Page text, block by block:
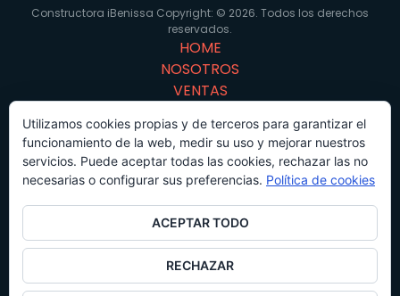
Constructora iBenissa Copyright: © 2026. Todos los derechos
reservados.
HOME
NOSOTROS
VENTAS
Virtual 3D
CONTACTO
Proyectos
Facebook
Utilizamos cookies propias y de terceros para garantizar el
funcionamiento de la web, medir su uso y mejorar nuestros
servicios. Puede aceptar todas las cookies, rechazar las no
necesarias o configurar sus preferencias. Política de cookies
ACEPTAR TODO
RECHAZAR